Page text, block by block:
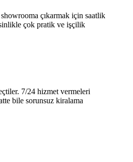
çıkarmak için saatlik
çok pratik ve işçilik
7/24 hizmet vermeleri
bile sorunsuz kiralama